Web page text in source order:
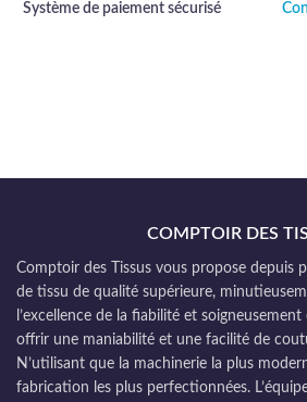
Système de paiement sécurisé
COMPTOIR DES
Comptoir des Tissus vous propose depuis
de tissu de qualité supérieure,
l’excellence de la fiabilité et
offrir une maniabilité et une facilité de
N’utilisant que la machinerie la plus
fabrication les plus perfectionnées.